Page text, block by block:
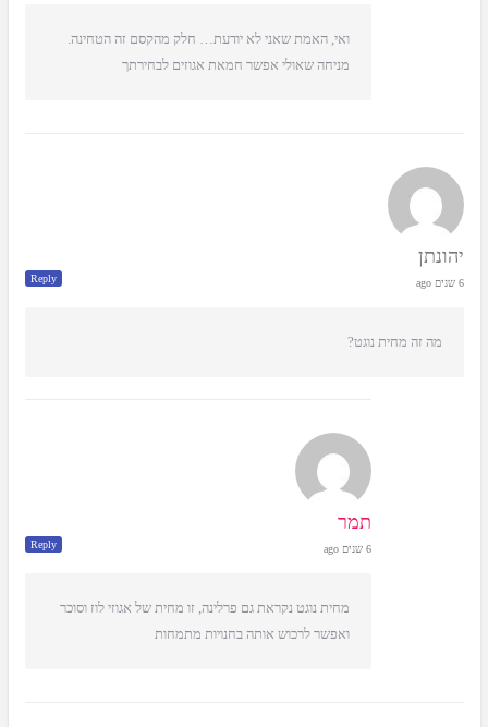
ואי, האמת שאני לא יודעת… חלק מהקסם זה הטחינה.
מניחה שאולי אפשר חמאת אגוזים לבחירתך
יהונתן
6 שנים ago Reply
מה זה מחית נוגט?
תמר
6 שנים ago Reply
מחית נוגט נקראת גם פרלינה, זו מחית של אגוזי לוז וסוכר
ואפשר לרכוש אותה בחנויות מתמחות